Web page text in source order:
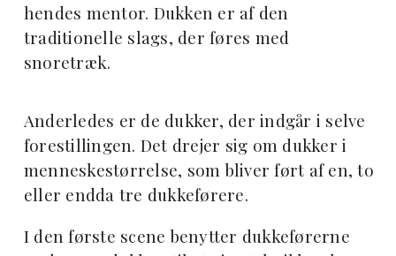
hendes mentor. Dukken er af den
traditionelle slags, der føres med
snoretræk.
Anderledes er de dukker, der indgår i selve
forestillingen. Det drejer sig om dukker i
menneskestørrelse, som bliver ført af en, to
eller endda tre dukkeførere.
I den første scene benytter dukkeførerne